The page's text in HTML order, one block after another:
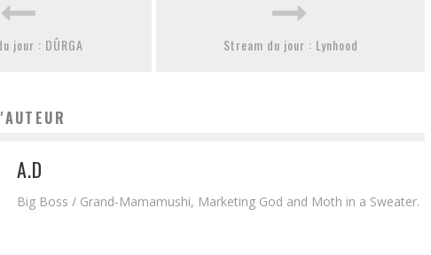
jour : DÛRGA Stream du jour : Lynhood
A.D
Big Boss / Grand-Mamamushi, Marketing God and Moth in a Sweater.